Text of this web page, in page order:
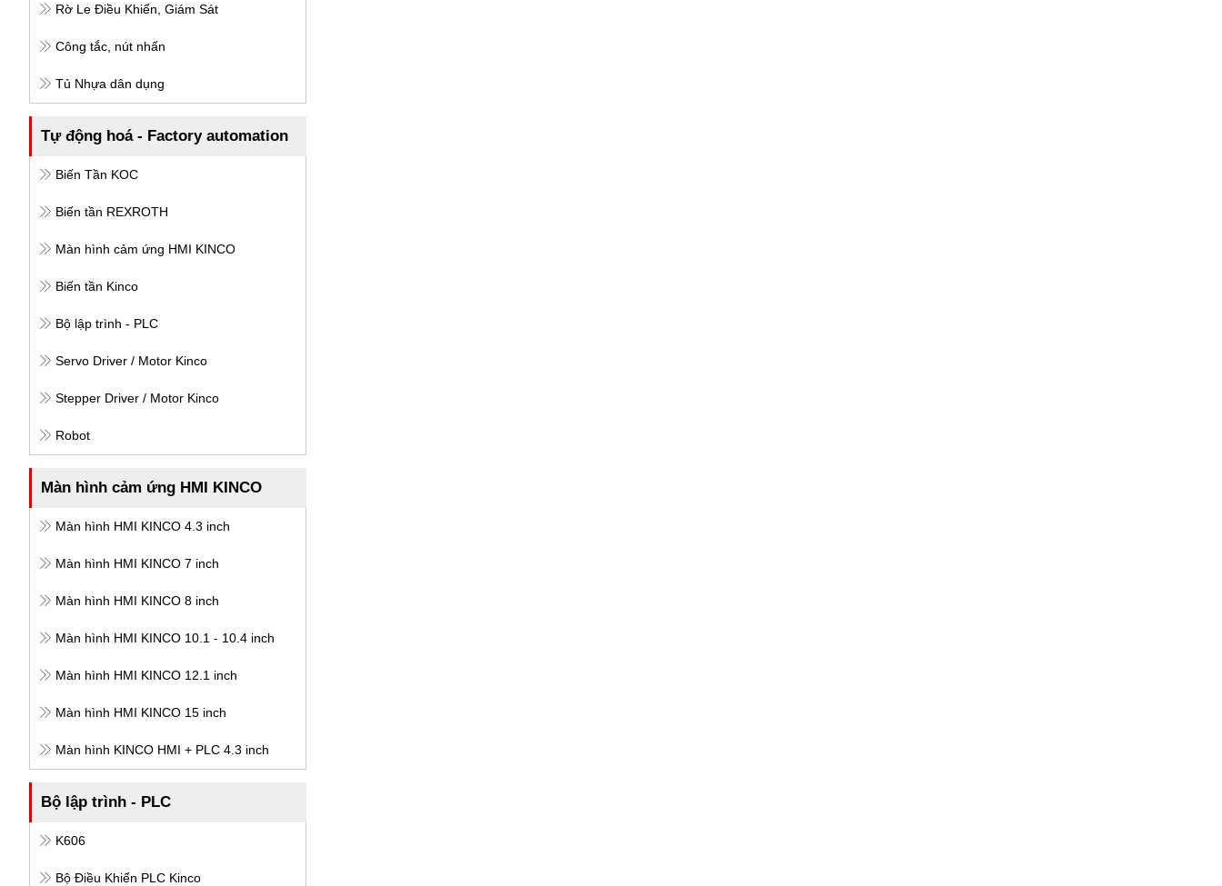
Rờ Le Điều Khiển, Giám Sát
Công tắc, nút nhấn
Tủ Nhựa dân dụng
Tự động hoá - Factory automation
Biến Tần KOC
Biến tần REXROTH
Màn hình cảm ứng HMI KINCO
Biến tần Kinco
Bộ lập trình - PLC
Servo Driver / Motor Kinco
Stepper Driver / Motor Kinco
Robot
Màn hình cảm ứng HMI KINCO
Màn hình HMI KINCO 4.3 inch
Màn hình HMI KINCO 7 inch
Màn hình HMI KINCO 8 inch
Màn hình HMI KINCO 10.1 - 10.4 inch
Màn hình HMI KINCO 12.1 inch
Màn hình HMI KINCO 15 inch
Màn hình KINCO HMI + PLC 4.3 inch
Bộ lập trình - PLC
K606
Bộ Điều Khiển PLC Kinco